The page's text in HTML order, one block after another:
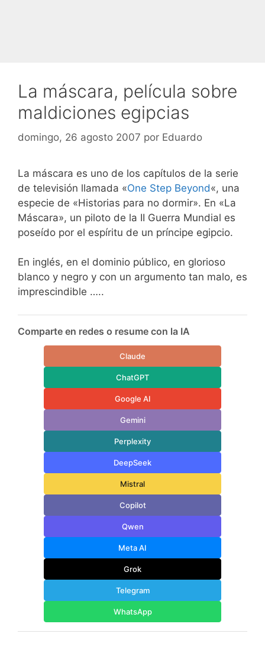
La máscara, película sobre
maldiciones egipcias
domingo, 26 agosto 2007 por Eduardo
La máscara es uno de los capítulos de la serie
de televisión llamada «One Step Beyond«, una
especie de «Historias para no dormir». En «La
Máscara», un piloto de la II Guerra Mundial es
poseído por el espíritu de un príncipe egipcio.
En inglés, en el dominio público, en glorioso
blanco y negro y con un argumento tan malo, es
imprescindible …..
Comparte en redes o resume con la IA
Claude
ChatGPT
Google AI
Gemini
Perplexity
DeepSeek
Mistral
Copilot
Qwen
Meta AI
Grok
Telegram
WhatsApp